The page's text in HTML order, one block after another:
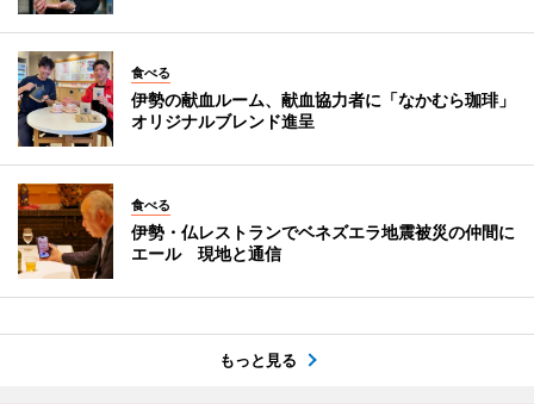
食べる
伊勢の献血ルーム、献血協力者に「なかむら珈琲」
オリジナルブレンド進呈
食べる
伊勢・仏レストランでベネズエラ地震被災の仲間に
エール 現地と通信
もっと見る